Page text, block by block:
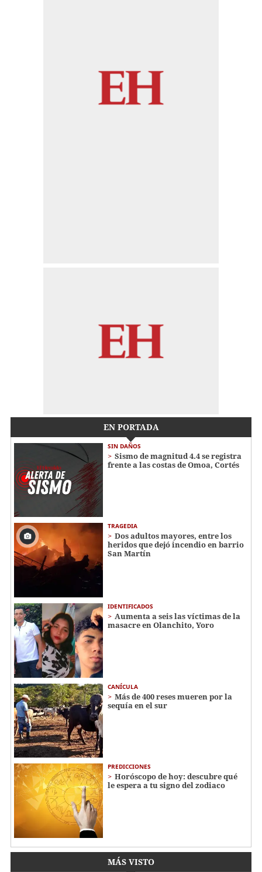
EN PORTADA
SIN DAÑOS
Sismo de magnitud 4.4 se registra
frente a las costas de Omoa, Cortés
TRAGEDIA
Dos adultos mayores, entre los
heridos que dejó incendio en barrio
San Martín
IDENTIFICADOS
Aumenta a seis las víctimas de la
masacre en Olanchito, Yoro
CANÍCULA
Más de 400 reses mueren por la
sequía en el sur
PREDICCIONES
Horóscopo de hoy: descubre qué
le espera a tu signo del zodiaco
MÁS VISTO